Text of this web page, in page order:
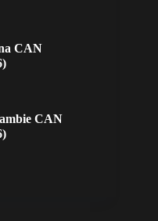
CAN
CAN